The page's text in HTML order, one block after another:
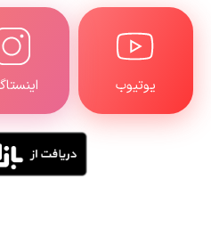
یوتیوب اینستاگرام